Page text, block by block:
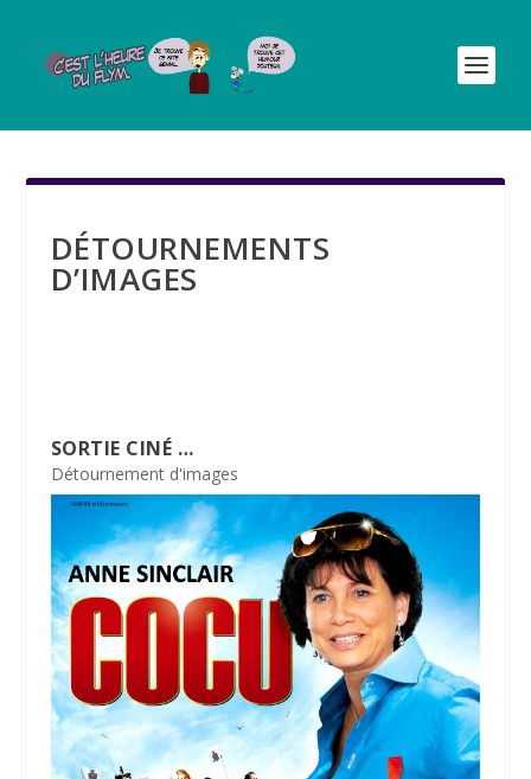
DÉTOURNEMENTS
D’IMAGES
SORTIE CINÉ …
Détournement d'images